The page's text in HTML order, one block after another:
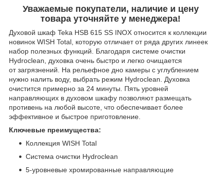
Уважаемые покупатели, наличие и цену
товара уточняйте у менеджера!
Духовой шкаф Teka HSB 615 SS INOX относится к коллекции
новинок WISH Total, которую отличает от ряда других линеек
набор полезных функций. Благодаря системе очистки
Hydroclean, духовка очень быстро и легко очищается
от загрязнений. На рельефное дно камеры с углублением
нужно налить воду, выбрать режим Hydroclean. Духовка
очистится примерно за 24 минуты. Пять уровней
направляющих в духовом шкафу позволяют размещать
противень на любой высоте, что обеспечивает более
эффективное и быстрое приготовление.
Ключевые преимущества:
Коллекция WISH Total
Система очистки Hydroclean
5-уровневые хромированные направляющие